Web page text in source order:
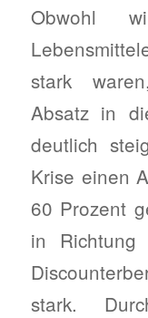
Obwohl
stark
Absatz in
deutlich
Krise einen
60 Prozent
in
stark.